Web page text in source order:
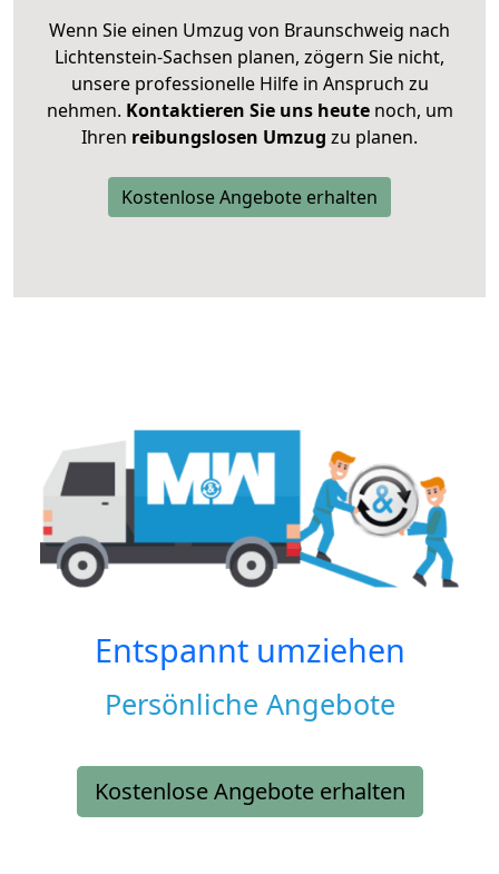
Wenn Sie einen Umzug von Braunschweig nach
Lichtenstein-Sachsen planen, zögern Sie nicht,
unsere professionelle Hilfe in Anspruch zu
nehmen. Kontaktieren Sie uns heutenoch, um
Ihren reibungslosen Umzug zu planen.
Kostenlose Angebote erhalten
Entspannt umziehen
Persönliche Angebote
Kostenlose Angebote erhalten